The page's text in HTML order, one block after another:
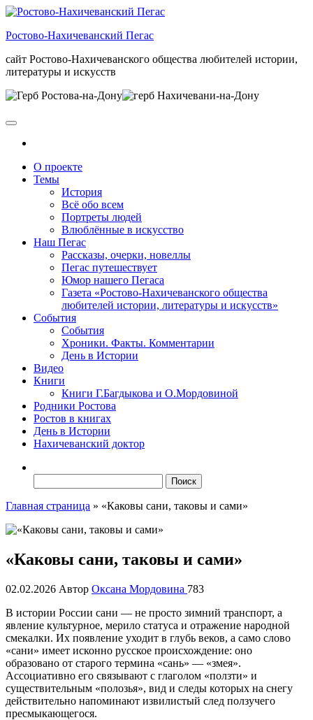
Skip
the
Ростово-Нахичеванский Пегас
сайт Ростово-Нахичеванского общества любителей истории,
литературы и искусств
О проекте
Темы
История
Всё обо всем
Портреты людей
Влюблённые в искусство
Наш Пегас
Рассказы, очерки, новеллы
Пегас путешествует
Юмор нашего Пегаса
Газета «Ростово-Нахичеванского общества
любителей истории, литературы и искусств»
События
События
Хроники. Факты. Комментарии
День в Истории
Видео
Книги
Книги Г.Багдыкова и О.Мордовиной
Родники Ростова
Ростов в книгах
День в Истории
Нахичеванский доктор
Главная страница » «Каковы сани, таковы и сами»
«Каковы сани, таковы и сами»
02.02.2026 Автор Оксана Мордовина 783
В истории России сани — не просто зимний транспорт, а
явление культурное, мерило статуса и отражение народной
смекалки. Их появление уходит в глубь веков, а само слово
«сани» имеет исконно русское происхождение: оно
образовано от старого термина «сань» — «змея».
Ассоциативно его связывают с глаголом «ползти» и
существительным «полозья», вид и следы которых на снегу
действительно напоминают извилистый след ползучего
пресмыкающегося.